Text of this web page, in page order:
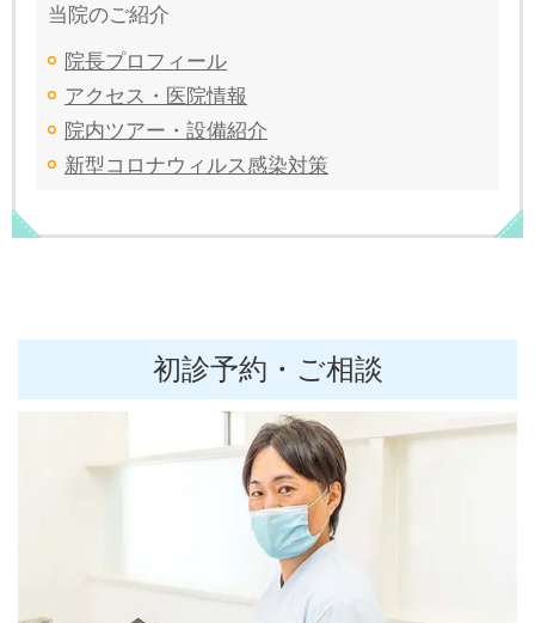
当院のご紹介
院長プロフィール
アクセス・医院情報
院内ツアー・設備紹介
新型コロナウィルス感染対策
初診予約・ご相談